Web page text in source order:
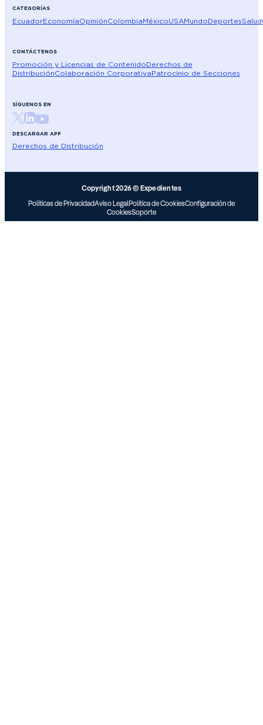
CATEGORÍAS
EcuadorEconomíaOpiniónColombiaMéxicoUSAMundoDeportesSalud
CONTÁCTENOS
Promoción y Licencias de ContenidoDerechos de
DistribuciónColaboración CorporativaPatrocinio de Secciones
SÍGUENOS EN
DESCARGAR APP
Derechos de Distribución
Copyright 2026 © Expedientes
Políticas de PrivacidadAviso LegalPolítica de CookiesConfiguración de
CookiesSoporte